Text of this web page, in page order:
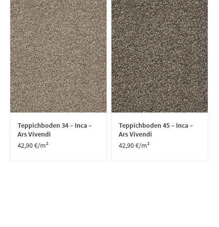
Teppichboden 34 – Inca –
Ars Vivendi
42,90€/m²
Teppichboden 45 – Inca –
Ars Vivendi
42,90€/m²